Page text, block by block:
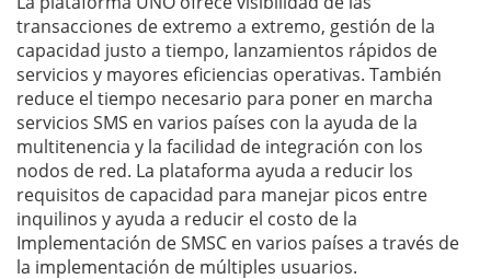
transacciones de extremo a extremo, gestión de la
capacidad justo a tiempo, lanzamientos rápidos de
servicios y mayores eficiencias operativas. También
reduce el tiempo necesario para poner en marcha
servicios SMS en varios países con la ayuda de la
multitenencia y la facilidad de integración con los
nodos de red. La plataforma ayuda a reducir los
requisitos de capacidad para manejar picos entre
inquilinos y ayuda a reducir el costo de la
Implementación de SMSC en varios países a través de
la implementación de múltiples usuarios.